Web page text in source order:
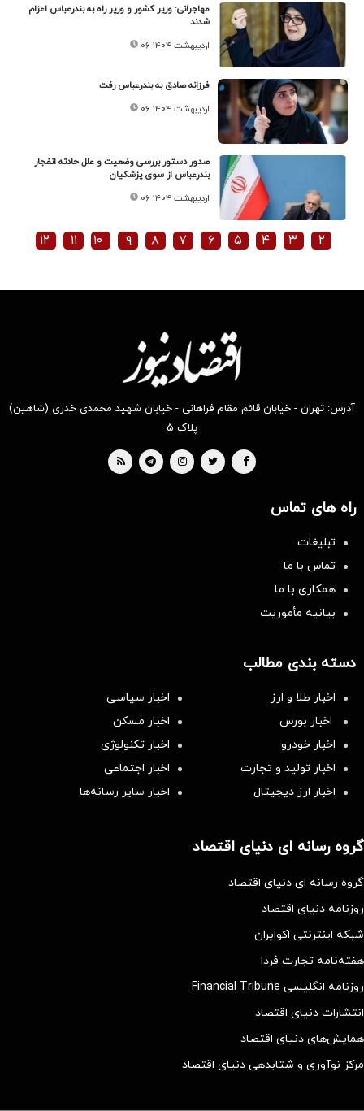
مهاجرانی: وزیر کشور و وزیر راه به بندرعباس اعزام
شدند
۰۶ اردیبهشت ۱۴۰۴
فرزانه صادق به بندرعباس رفت
۰۶ اردیبهشت ۱۴۰۴
صدور دستور بررسی وضعیت و علل حادثه انفجار
بندرعباس از سوی پزشکیان
۰۶ اردیبهشت ۱۴۰۴
۲ ۳ ۴ ۵ ۶ ۷ ۸ ۹ ۱۰ ۱۱ ۱۲
آدرس: تهران - خیابان قائم مقام فراهانی - خیابان شهید محمدی خدری (شاهین)
پلاک ۵
راه های تماس
تبلیغات
تماس با ما
همکاری با ما
بیانیه مأموریت
دسته بندی مطالب
اخبار طلا و ارز
اخبار سیاسی
اخبار بورس
اخبار مسکن
اخبار خودرو
اخبار تکنولوژی
اخبار تولید و تجارت
اخبار اجتماعی
اخبار ارز دیجیتال
اخبار سایر رسانه‌‌ها
گروه رسانه ای دنیای اقتصاد
گروه رسانه ای دنیای اقتصاد
روزنامه دنیای اقتصاد
شبکه اینترنتی اکوایران
هفته‌نامه تجارت فردا
روزنامه انگلیسی Financial Tribune
انتشارات دنیای اقتصاد
همایش‌های دنیای اقتصاد
مرکز نوآوری و شتابدهی دنیای اقتصاد